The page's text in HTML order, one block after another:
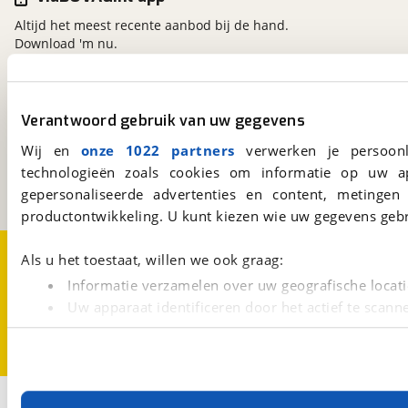
Verantwoord gebruik van uw gegevens
Wij en onze 1022 partners verwerken je
technologieën zoals cookies om informatie op
gepersonaliseerde advertenties en content,
productontwikkeling. U kunt kiezen wie uw gegevens
Als u het toestaat, willen we ook graag:
Informatie verzamelen over uw geografische
Uw apparaat identificeren door het actief te
Lees meer over hoe uw persoonlijke gegevens worden
Met cookies en vergelijkbare technieken zorgen we
viaBOVAG.nl
3981 AJ
Bunnik
Een initiatief van
BOVAG
Altijd het meest recente aanbod bij de hand.
Download 'm nu.
Over viaBOVAG.nl
Disclaimer- en Privacyverklaring
CookievoorkeurenVacatures